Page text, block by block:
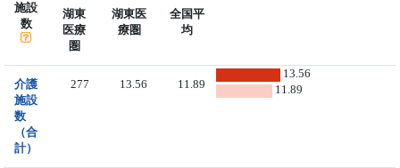
施設
数
湖東
医療
圏
湖東医
療圏
全国平
均
介護
施設
数
（合
計）
277 13.56 11.89
13.56
11.89